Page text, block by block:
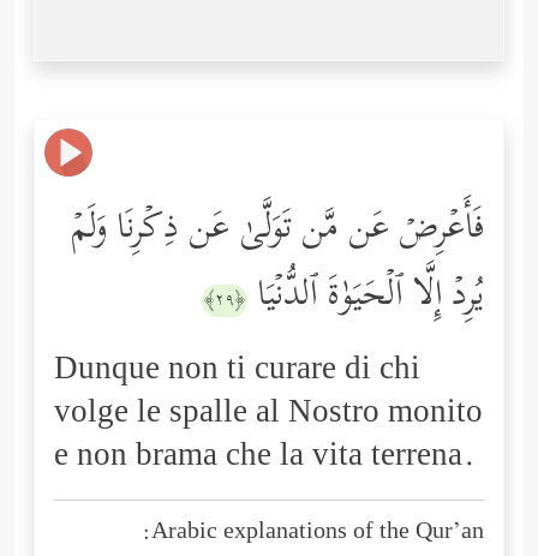
فَأَعۡرِضۡ عَن مَّن تَوَلَّىٰ عَن ذِكۡرِنَا وَلَمۡ
یُرِدۡ إِلَّا ٱلۡحَیَوٰةَ ٱلدُّنۡیَا ﴿٢٩﴾
Dunque non ti curare di chi
volge le spalle al Nostro monito
e non brama che la vita terrena.
Arabic explanations of the Qur’an: